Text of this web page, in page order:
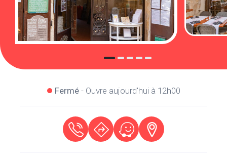
Fermé- Ouvre aujourd'hui à 12h00